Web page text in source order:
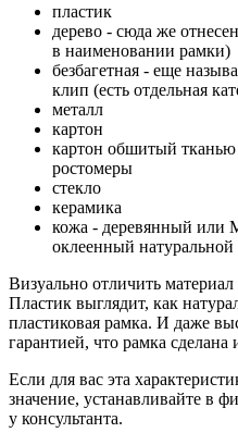
пластик
дерево - сюда же
в наименовании рамки)
безбагетная - еще
клип (есть отдельная
металл
картон
картон обшитый тканью
ростомеры
стекло
керамика
кожа - деревянный
оклеенный
Визуально отличить
Пластик выглядит, как
пластиковая рамка. И даже
гарантией, что рамка сделана
Если для вас эта
значение, устанавливайте в
у консультанта.